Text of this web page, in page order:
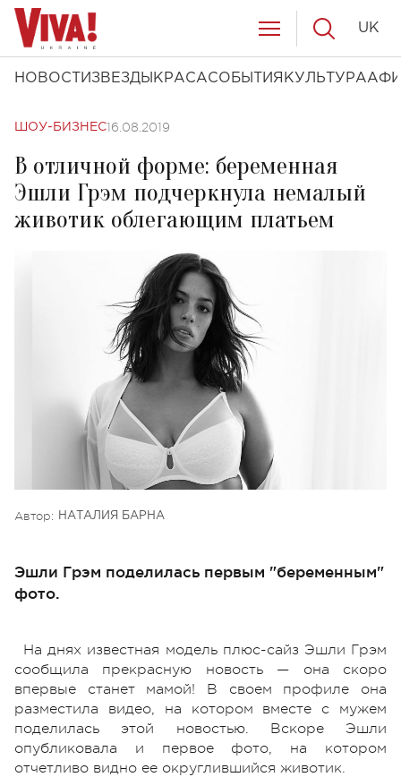
НОВОСТИ ЗВЕЗДЫ КРАСАСОБЫТИЯ КУЛЬТУРА
UK
ШОУ-БИЗНЕС16.08.2019
В отличной форме: беременная
Эшли Грэм подчеркнула немалый
животик облегающим платьем
Автор: НАТАЛИЯ БАРНА
Эшли Грэм поделилась первым "беременным"
фото.
На днях известная модель плюс-сайз Эшли Грэм
сообщила прекрасную новость — она скоро
впервые станет мамой! В своем профиле она
разместила видео, на котором вместе с мужем
поделилась этой новостью. Вскоре Эшли
опубликовала и первое фото, на котором
отчетливо видно ее округлившийся животик.